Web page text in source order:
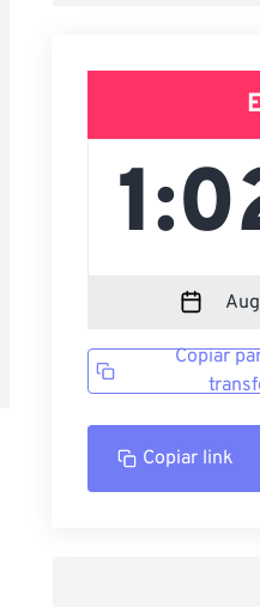
Copiar
Copiar link